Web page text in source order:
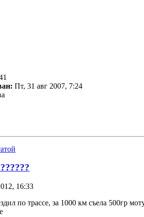
Пт, 31 авг 2007, 7:24
16:33
по трассе, за 1000 км съела 500гр